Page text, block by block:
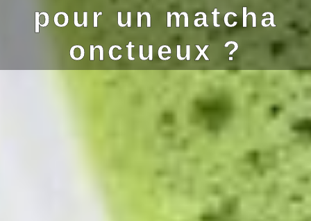
pour un matcha
onctueux ?